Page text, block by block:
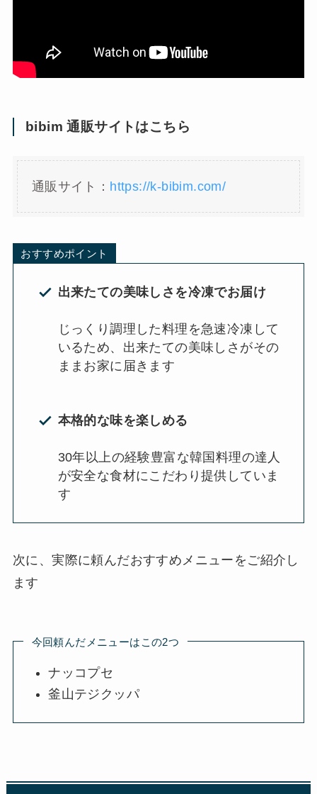
bibim 通販サイトはこちら
通販サイト： https://k-bibim.com/
おすすめポイント
出来たての美味しさを冷凍でお届け
じっくり調理した料理を急速冷凍して
いるため、出来たての美味しさがその
ままお家に届きます
本格的な味を楽しめる
30年以上の経験豊富な韓国料理の達人
が安全な食材にこだわり提供していま
す
次に、実際に頼んだおすすめメニューをご紹介し
ます
今回頼んだメニューはこの2つ
ナッコプセ
釜山テジクッパ